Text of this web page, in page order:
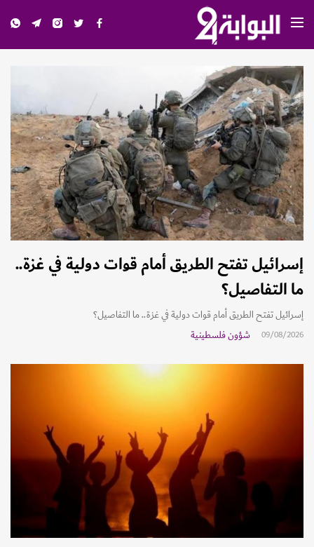
إسرائيل تفتح الطريق أمام قوات دولية في غزة..
ما التفاصيل؟
إسرائيل تفتح الطريق أمام قوات دولية في غزة.. ما التفاصيل؟
09/08/2026 شؤون فلسطينية